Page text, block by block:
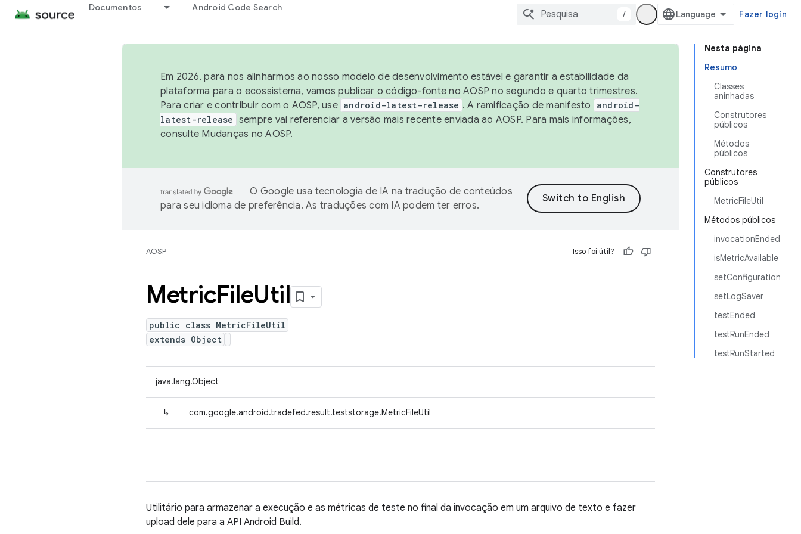
Documentos Android Code Search
/ Fazer login
Nesta página
Resumo
Classes
aninhadas
Construtores
públicos
Métodos
públicos
Construtores
públicos
MetricFileUtil
Métodos públicos
invocationEnded
isMetricAvailable
setConfiguration
setLogSaver
testEnded
testRunEnded
testRunStarted
Em 2026, para nos alinharmos ao nosso modelo de desenvolvimento estável e garantir a estabilidade da
plataforma para o ecossistema, vamos publicar o código-fonte no AOSP no segundo e quarto trimestres.
Para criar e contribuir com o AOSP, use android-latest-release . A ramificação de manifesto
android-
latest-release sempre vai referenciar a versão mais recente enviada ao AOSP. Para mais informações,
consulte Mudanças no AOSP.
O Google usa tecnologia de IA na tradução de conteúdos
para seu idioma de preferência. As traduções com IA podem ter erros.
AOSP Isso foi útil?
MetricFileUtil
public class MetricFileUtil
extends Object
java.lang.Object
↳ com.google.android.tradefed.result.teststorage.MetricFileUtil
Utilitário para armazenar a execução e as métricas de teste no final da invocação em um arquivo de texto e fazer
upload dele para a API Android Build.